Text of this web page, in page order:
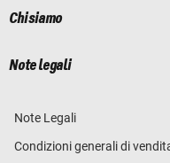
Chi siamo
Note legali
Note Legali
Condizioni generali di